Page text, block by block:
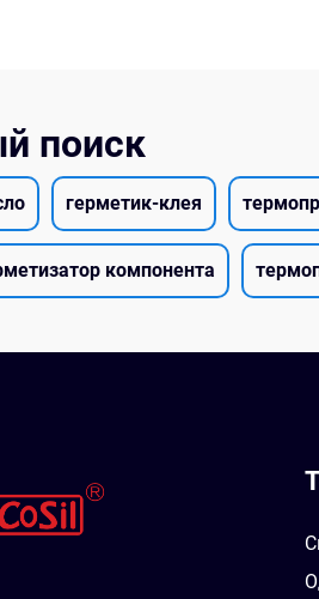
поиск
герметик-клея
компонента